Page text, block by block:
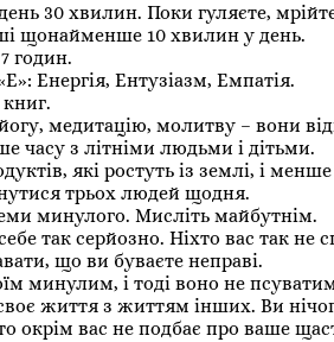
30 хвилин. Поки гуляєте,
щонайменше 10 хвилин у день.
годин.
Енергія, Ентузіазм, Емпатія.
медитацію, молитву – вони
часу з літніми людьми і дітьми.
які ростуть із землі, і
трьох людей щодня.
минулого. Мисліть майбутнім.
так серйозно. Ніхто вас так не
що ви буваєте неправі.
минулим, і тоді воно не
життя з життям інших. Ви
окрім вас не подбає про ваше